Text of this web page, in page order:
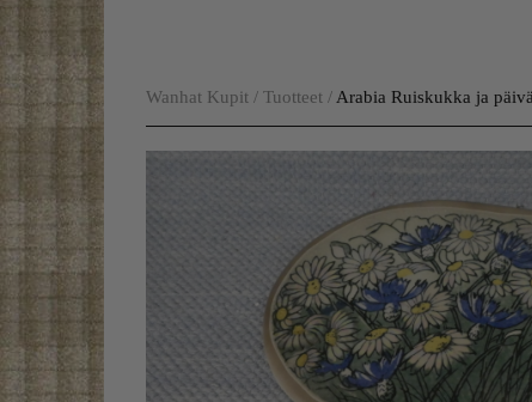
Wanhat Kupit / Tuotteet / Arabia Ruiskukka ja